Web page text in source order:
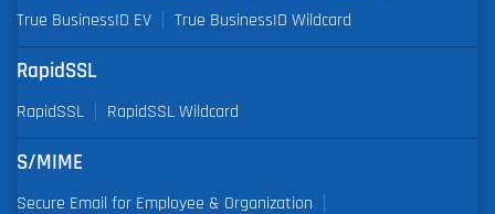
True BusinessID EV
True BusinessID Wildcard
RapidSSL
RapidSSL RapidSSL Wildcard
S/MIME
Secure Email for Employee & Organization